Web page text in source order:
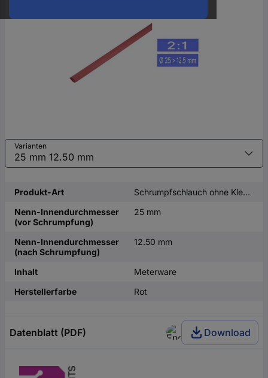
Varianten
Produkt-Art
Schrumpfschlauch ohne Kleber
Nenn-Innendurchmesser
(vor Schrumpfung)
25 mm
Nenn-Innendurchmesser
(nach Schrumpfung)
12.50 mm
Inhalt
Meterware
Herstellerfarbe
Rot
Datenblatt (PDF) Download